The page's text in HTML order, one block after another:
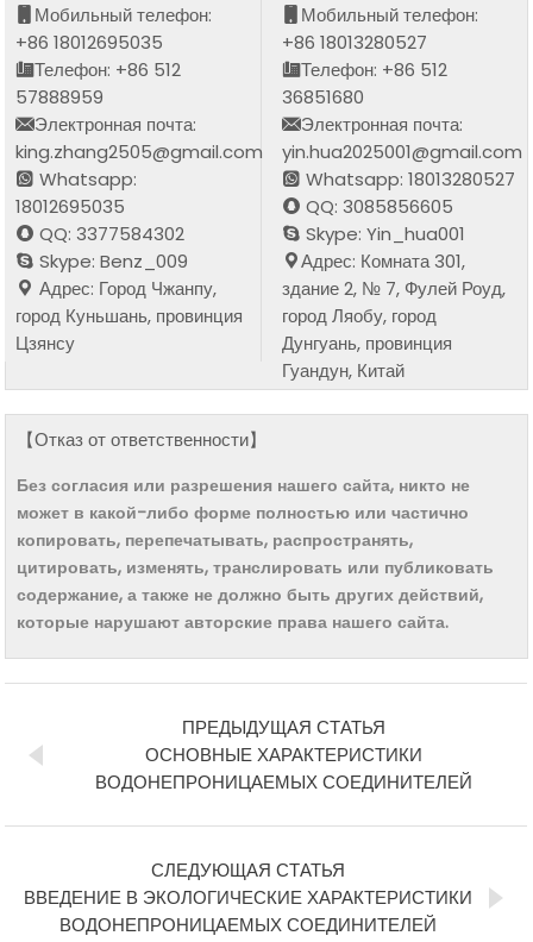
Мобильный телефон:
+86 18012695035
Телефон: +86 512
57888959
Электронная почта:
king.zhang2505@gmail.com
Whatsapp:
18012695035
QQ: 3377584302
Skype: Benz_009
Адрес: Город Чжанпу,
город Куньшань, провинция
Цзянсу
Мобильный телефон:
+86 18013280527
Телефон: +86 512
36851680
Электронная почта:
yin.hua2025001@gmail.com
Whatsapp: 18013280527
QQ: 3085856605
Skype: Yin_hua001
Адрес: Комната 301,
здание 2, № 7, Фулей Роуд,
город Ляобу, город
Дунгуань, провинция
Гуандун, Китай
【Отказ от ответственности】
Без согласия или разрешения нашего сайта, никто не
может в какой-либо форме полностью или частично
копировать, перепечатывать, распространять,
цитировать, изменять, транслировать или публиковать
содержание, а также не должно быть других действий,
которые нарушают авторские права нашего сайта.
ПРЕДЫДУЩАЯ СТАТЬЯ
ОСНОВНЫЕ ХАРАКТЕРИСТИКИ
ВОДОНЕПРОНИЦАЕМЫХ СОЕДИНИТЕЛЕЙ
СЛЕДУЮЩАЯ СТАТЬЯ
ВВЕДЕНИЕ В ЭКОЛОГИЧЕСКИЕ ХАРАКТЕРИСТИКИ
ВОДОНЕПРОНИЦАЕМЫХ СОЕДИНИТЕЛЕЙ